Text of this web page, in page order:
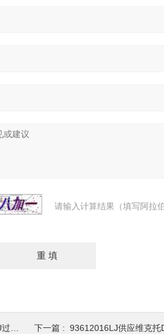
请输入计算结果（填写阿拉
表 下一篇 : 93612016LJ供应维克托